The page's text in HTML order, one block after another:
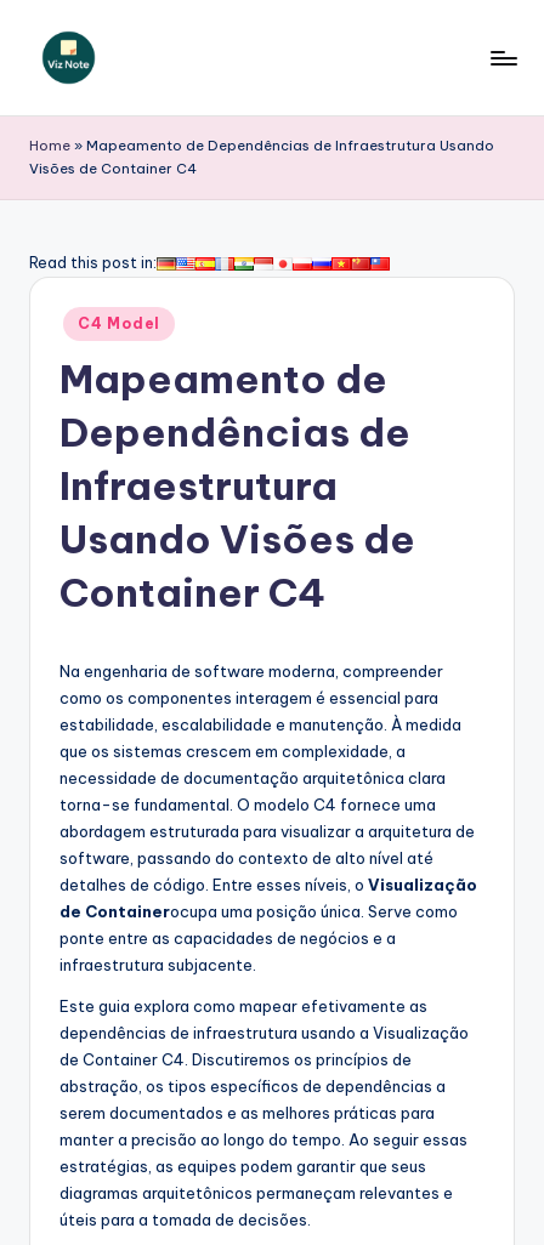
iz
N
t
A
si
&
S
o
Home » Mapeamento de Dependências de Infraestrutura Usando
Visões de Container C4
Read this post in:
Posted
in
C4 Model
Mapeamento de
Dependências de
Infraestrutura
Usando Visões de
Container C4
Na engenharia de software moderna, compreender
como os componentes interagem é essencial para
estabilidade, escalabilidade e manutenção. À medida
que os sistemas crescem em complexidade, a
necessidade de documentação arquitetônica clara
torna-se fundamental. O modelo C4 fornece uma
abordagem estruturada para visualizar a arquitetura de
software, passando do contexto de alto nível até
detalhes de código. Entre esses níveis, o Visualização
de Containerocupa uma posição única. Serve como
ponte entre as capacidades de negócios e a
infraestrutura subjacente.
Este guia explora como mapear efetivamente as
dependências de infraestrutura usando a Visualização
de Container C4. Discutiremos os princípios de
abstração, os tipos específicos de dependências a
serem documentados e as melhores práticas para
manter a precisão ao longo do tempo. Ao seguir essas
estratégias, as equipes podem garantir que seus
diagramas arquitetônicos permaneçam relevantes e
úteis para a tomada de decisões.